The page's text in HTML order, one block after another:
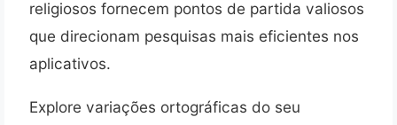
religiosos fornecem pontos de partida valiosos
que direcionam pesquisas mais eficientes nos
aplicativos.
Explore variações ortográficas do seu